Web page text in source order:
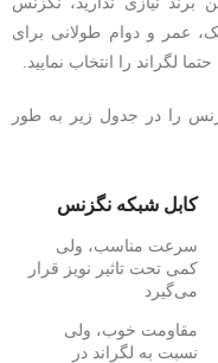
عمر و دوام طولانی برای
لگراند را انتخاب نمایید.
را در جدول زیر به طور
کابل شبکه نگزنس
سرعت مناسب، ولی
کمی تحت تاثیر نویز قرار
می‌گیرد
مقاومت خوب، ولی
نسبت به لگراند در